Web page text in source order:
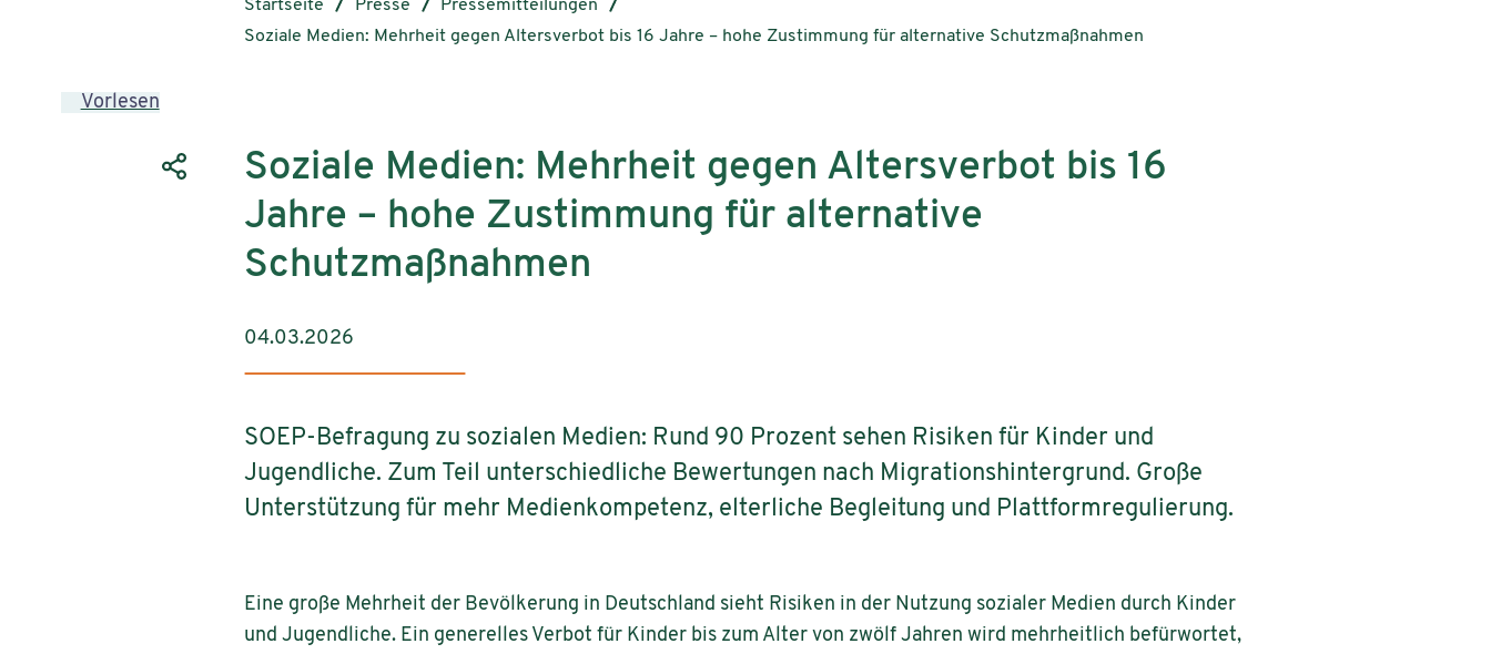
Startseite Presse
Pressemitteilungen
Soziale Medien: Mehrheit gegen Altersverbot bis 16 Jahre – hohe Zustimmung für alternative Schutzmaßnahmen
Vorlesen
Soziale Medien: Mehrheit gegen Altersverbot bis 16
Jahre – hohe Zustimmung für alternative
Schutzmaßnahmen
04.03.2026
SOEP-Befragung zu sozialen Medien: Rund 90 Prozent sehen Risiken für Kinder und
Jugendliche. Zum Teil unterschiedliche Bewertungen nach Migrationshintergrund. Große
Unterstützung für mehr Medienkompetenz, elterliche Begleitung und Plattformregulierung.
Eine große Mehrheit der Bevölkerung in Deutschland sieht Risiken in der Nutzung sozialer Medien durch Kinder
und Jugendliche. Ein generelles Verbot für Kinder bis zum Alter von zwölf Jahren wird mehrheitlich befürwortet,